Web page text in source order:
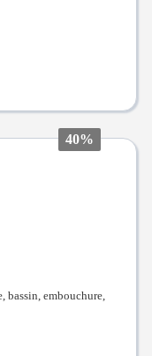
40%
bassin, embouchure,